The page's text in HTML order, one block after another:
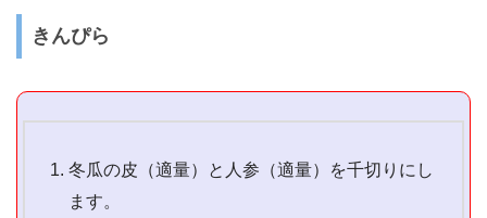
きんぴら
冬瓜の皮（適量）と人参（適量）を千切りにし
ます。